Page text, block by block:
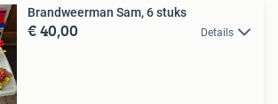
Brandweerman Sam, 6 stuks
€ 40,00 Details